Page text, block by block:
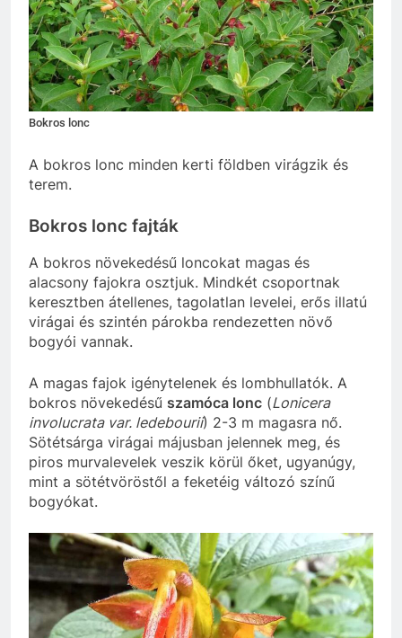
Bokros lonc
A bokros lonc minden kerti földben virágzik és
terem.
Bokros lonc fajták
A bokros növekedésű loncokat magas és
alacsony fajokra osztjuk. Mindkét csoportnak
keresztben átellenes, tagolatlan levelei, erős illatú
virágai és szintén párokba rendezetten növő
bogyói vannak.
A magas fajok igénytelenek és lombhullatók. A
bokros növekedésű szamóca lonc (Lonicera
involucrata var. ledebourii) 2-3 m magasra nő.
Sötétsárga virágai májusban jelennek meg, és
piros murvalevelek veszik körül őket, ugyanúgy,
mint a sötétvöröstől a feketéig változó színű
bogyókat.